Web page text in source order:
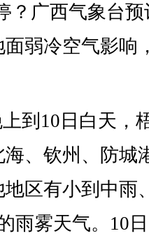
？广西气象台
弱冷空气影响
到10日白天，
、钦州、防城
区有小到中雨
雨雾天气。10